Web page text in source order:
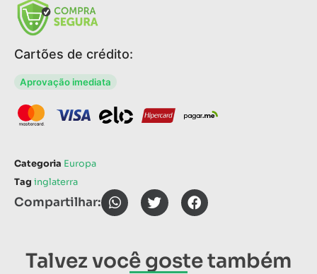
Cartões de crédito:
Aprovação imediata
Categoria Europa
Tag inglaterra
Compartilhar:
Talvez você goste também